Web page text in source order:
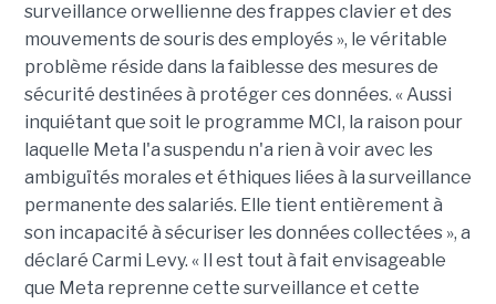
surveillance orwellienne des frappes clavier et des
mouvements de souris des employés », le véritable
problème réside dans la faiblesse des mesures de
sécurité destinées à protéger ces données. « Aussi
inquiétant que soit le programme MCI, la raison pour
laquelle Meta l'a suspendu n'a rien à voir avec les
ambiguïtés morales et éthiques liées à la surveillance
permanente des salariés. Elle tient entièrement à
son incapacité à sécuriser les données collectées », a
déclaré Carmi Levy. « Il est tout à fait envisageable
que Meta reprenne cette surveillance et cette